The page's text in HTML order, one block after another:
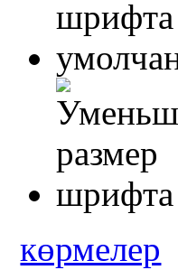
көрмелер